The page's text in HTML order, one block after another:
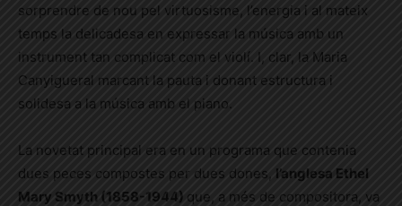
sorprendre de nou pel virtuosisme, l’energia i al mateix
temps la delicadesa en expressar la música amb un
instrument tan complicat com el violí. I, clar, la Maria
Canyigueral marcant la pauta i donant estructura i
solidesa a la música amb el piano.
La novetat principal era en un programa que contenia
dues peces compostes per dues dones,
l’anglesa Ethel
Mary Smyth (1858-1944) que, a més de compositora, va